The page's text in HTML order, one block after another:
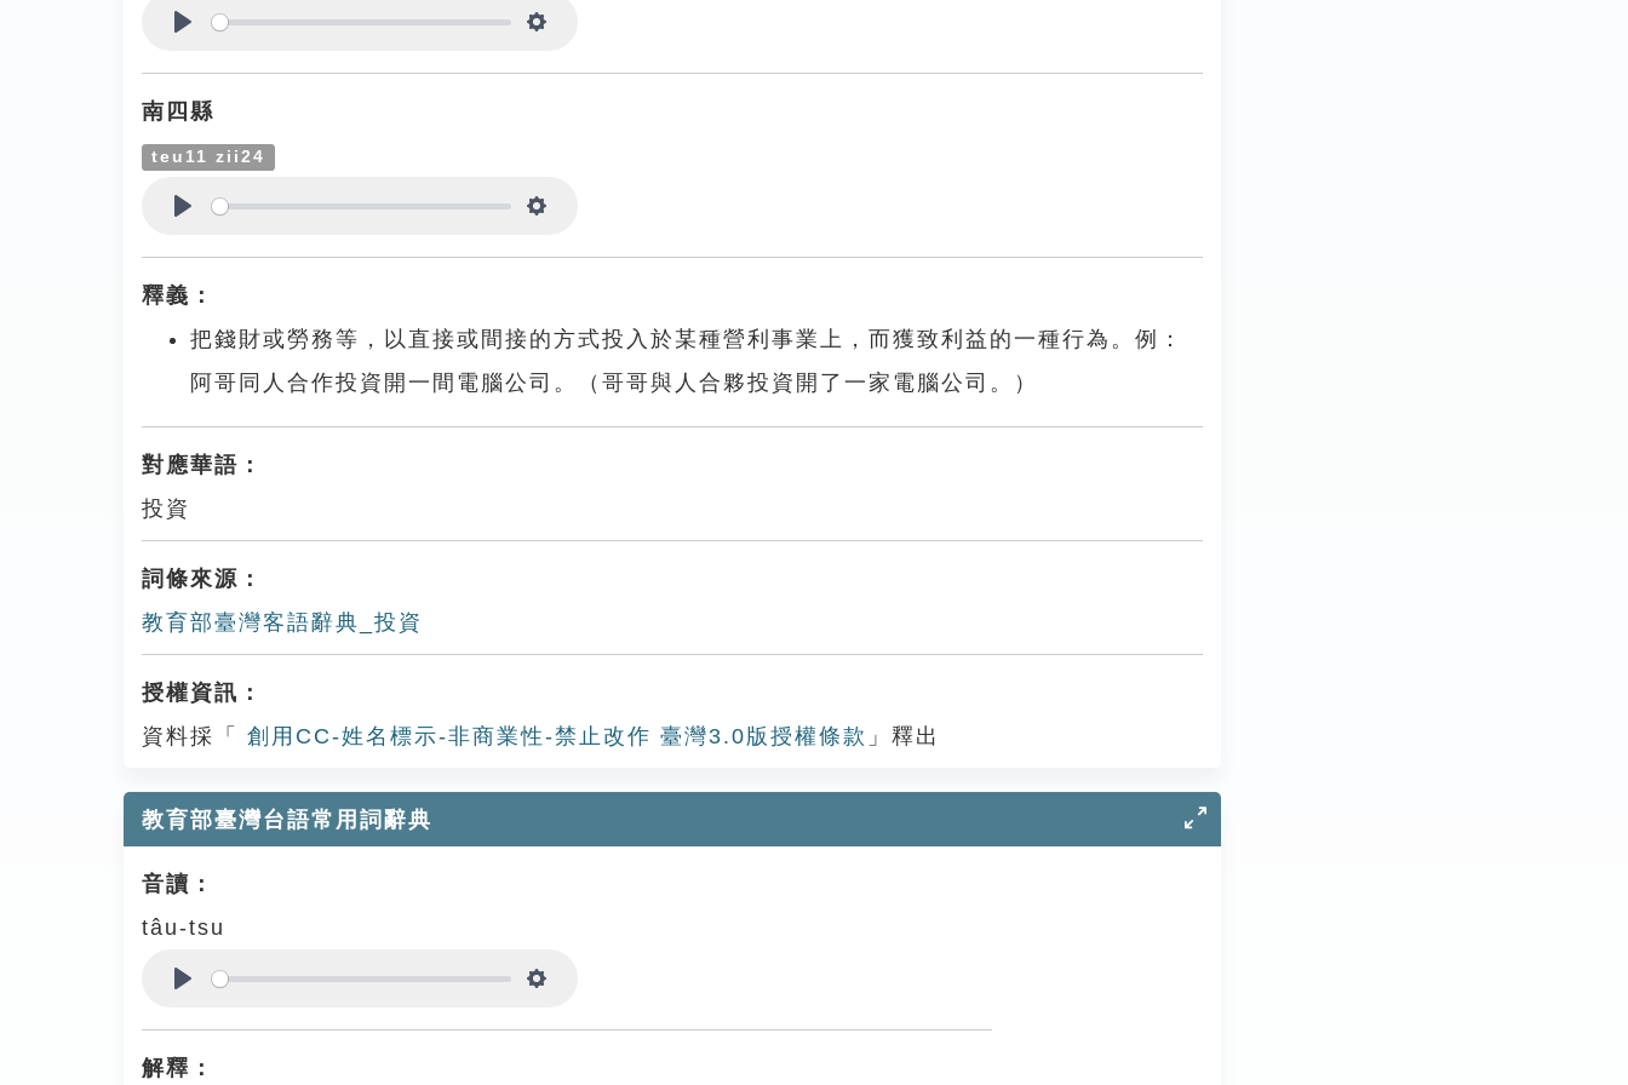
南四縣
teu11 zii24
釋義：
把錢財或勞務等，以直接或間接的方式投入於某種營利事業上，而獲致利益的一種行為。例：
阿哥同人合作投資開一間電腦公司。（哥哥與人合夥投資開了一家電腦公司。）
對應華語：
投資
詞條來源：
教育部臺灣客語辭典_投資
授權資訊：
資料採「
創用CC-姓名標示-非商業性-禁止改作 臺灣3.0版授權條款 」釋出
教育部臺灣台語常用詞辭典
音讀：
tâu-tsu
解釋：